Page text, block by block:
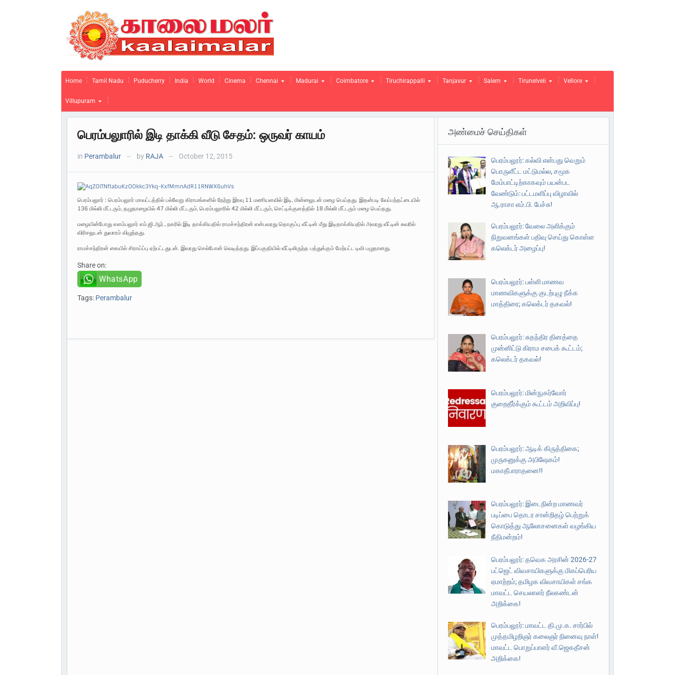
Home Tamil Nadu Puducherry India World Cinema Chennai Madurai Coimbatore Tiruchirappalli Tanjavur Salem Tirunelveli Vellore
Villupuram
பெரம்பலுாரில் இடி தாக்கி வீடு சேதம்: ஒருவர் காயம்
in Perambalur — by RAJA — October 12, 2015
பெரம்பலுார் : பெரம்பலுார் மாவட்டத்தில் பல்வேறு கிராமங்களில் நேற்று இரவு 11 மணியளவில் இடி, மின்னலுடன் மழை பெய்தது. இதன்படி வேப்பந்தட்டையில்
136 மில்லி மீட்டரும், தழுதாழையில் 47 மில்லி மீட்டரும், பெரம்பலுாரில் 42 மில்லி மீட்டரும், செட்டிக்குளத்தில் 18 மி்ல்லி மீட்டரும் மழை பெய்தது.
மழையின்போது எளம்பலுார் எம்.ஜி.ஆர்., நகரில் இடி தாக்கியதில் ராமச்சந்திரன் என்பவரது தொகுப்பு வீட்டின் மீது இடிதாக்கியதில் அவரது வீட்டின் சுவரில்
விரிசலுடன் துவாரம் விழுந்தது.
ராமச்சந்திரன் கையில் சிராய்ப்பு ஏற்பட்டதுடன். இவரது செல்போன் வெடித்தது. இப்பகுதியில் வீட்டிலிருந்த பத்துக்கும் மேற்பட்ட டிவி பழுதானது.
Share on:
WhatsApp
Tags: Perambalur
அண்மைச் செய்திகள்
பெரம்பலூர்: கல்வி என்பது வெறும்
பொருளீட்ட மட்டுமல்ல, சமூக
மேம்பாட்டிற்காகவும் பயன்பட
வேண்டும்: பட்டமளிப்பு விழாவில்
ஆ.ராசா எம்.பி. பேச்சு!
பெரம்பலூர்: வேலை அளிக்கும்
நிறுவனங்கள் பதிவு செய்து கொள்ள
கலெக்டர் அழைப்பு!
பெரம்பலூர்: பள்ளி மாணவ
மாணவிகளுக்கு குடற்புழு நீக்க
மாத்திரை; கலெக்டர் தகவல்!
பெரம்பலூர்: சுதந்திர தினத்தை
முன்னிட்டு கிராம சபைக் கூட்டம்;
கலெக்டர் தகவல்!
பெரம்பலூர்: மின்நுகர்வோர்
குறைதீர்க்கும் கூட்டம் அறிவிப்பு!
பெரம்பலூர்: ஆடிக் கிருத்திகை;
முருகனுக்கு அபிஷேகம்!
மகாதீபாராதனை!!
பெரம்பலூர்: இடைநின்ற மாணவர்
படிப்பை தொடர சான்றிதழ் பெற்றுக்
கொடுத்து ஆலோசனைகள் வழங்கிய
நீதிமன்றம்!
பெரம்பலூர்: தவெக அரசின் 2026-27
பட்ஜெட் விவசாயிகளுக்கு மிகப்பெரிய
ஏமாற்றம்; தமிழக விவசாயிகள் சங்க
மாவட்ட செயலாளர் நீலகண்டன்
அறிக்கை!
பெரம்பலூர்: மாவட்ட தி.மு.க. சார்பில்
முத்தமிழறிஞர் கலைஞர் நினைவு நாள்!
மாவட்ட பொறுப்பாளர் வீ.ஜெகதீசன்
அறிக்கை!